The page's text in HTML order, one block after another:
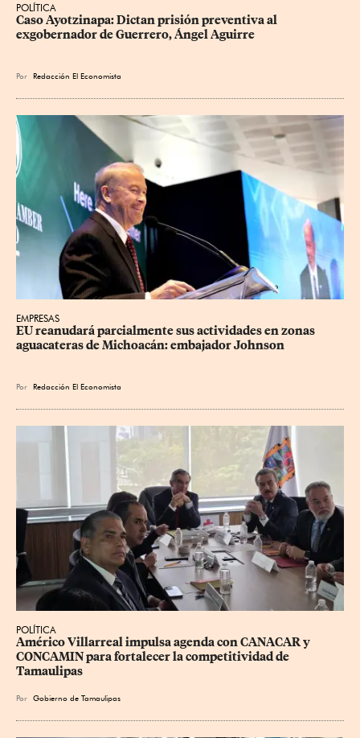
POLÍTICA
Caso Ayotzinapa: Dictan prisión preventiva al
exgobernador de Guerrero, Ángel Aguirre
Por Redacción El Economista
EMPRESAS
EU reanudará parcialmente sus actividades en zonas
aguacateras de Michoacán: embajador Johnson
Por Redacción El Economista
POLÍTICA
Américo Villarreal impulsa agenda con CANACAR y
CONCAMIN para fortalecer la competitividad de
Tamaulipas
Por Gobierno de Tamaulipas